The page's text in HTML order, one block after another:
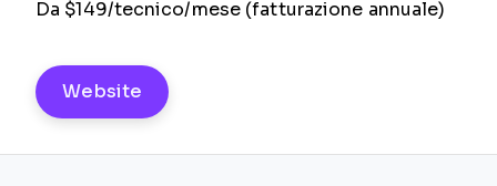
Da $149/tecnico/mese (fatturazione annuale)
Website